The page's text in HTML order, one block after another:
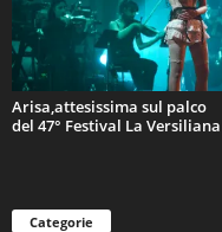
Arisa,attesissima sul palco
del 47° Festival La Versiliana
Categorie